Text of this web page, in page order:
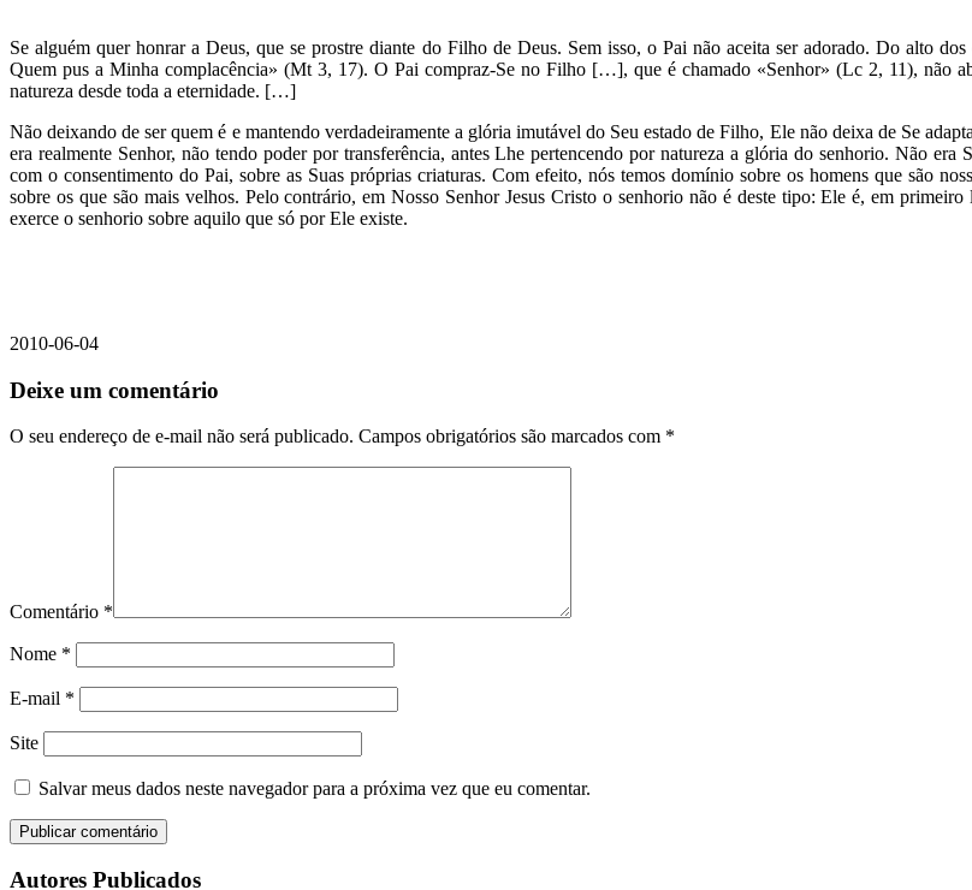
Se alguém quer honrar a Deus, que se prostre diante do Filho de Deus. Sem isso, o Pai não aceita ser adorado. Do alto
Quem pus a Minha complacência» (Mt 3, 17). O Pai compraz-Se no Filho […], que é chamado «Senhor» (Lc 2, 11), não
natureza desde toda a eternidade. […]
Não deixando de ser quem é e mantendo verdadeiramente a glória imutável do Seu estado de Filho, Ele não deixa de Se
era realmente Senhor, não tendo poder por transferência, antes Lhe pertencendo por natureza a glória do senhorio. Não
com o consentimento do Pai, sobre as Suas próprias criaturas. Com efeito, nós temos domínio sobre os homens que são
sobre os que são mais velhos. Pelo contrário, em Nosso Senhor Jesus Cristo o senhorio não é deste tipo: Ele é, em
exerce o senhorio sobre aquilo que só por Ele existe.
2010-06-04
Deixe um comentário
O seu endereço de e-mail não será publicado. Campos obrigatórios são marcados com *
Comentário *
Nome *
E-mail *
Site
Salvar meus dados neste navegador para a próxima vez que eu comentar.
Autores Publicados